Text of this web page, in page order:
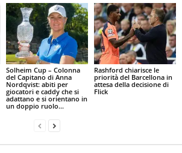
Solheim Cup – Colonna
del Capitano di Anna
Nordqvist: abiti per
giocatori e caddy che si
adattano e si orientano in
un doppio ruolo...
Rashford chiarisce le
priorità del Barcellona in
attesa della decisione di
Flick